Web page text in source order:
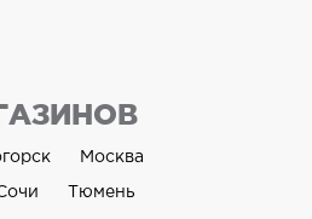
Москва
Тюмень